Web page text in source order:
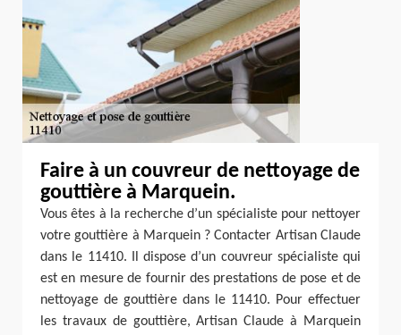
Faire à un couvreur de nettoyage de
gouttière à Marquein.
Vous êtes à la recherche d’un spécialiste pour nettoyer
votre gouttière à Marquein ? Contacter Artisan Claude
dans le 11410. Il dispose d’un couvreur spécialiste qui
est en mesure de fournir des prestations de pose et de
nettoyage de gouttière dans le 11410. Pour effectuer
les travaux de gouttière, Artisan Claude à Marquein